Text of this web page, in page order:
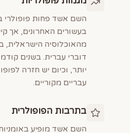
השם אשד פחות פופולרי
בעשורים האחרונים, אך
מהאוכלוסיה הישראלית,
דוברי עברית. בשנים
יותר, וכיום יש חזרה
עבריים מקוריים.
בתרבות הפופולרית
השם אשד מופיע